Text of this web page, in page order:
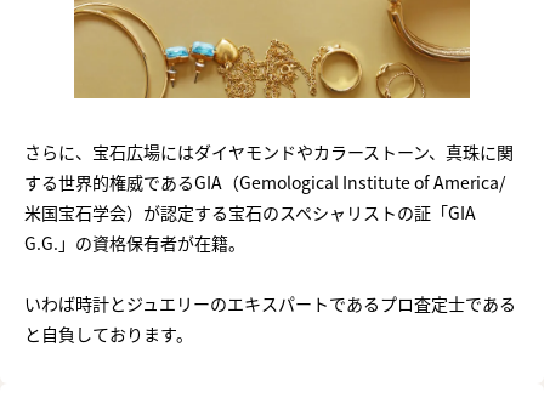
さらに、宝石広場にはダイヤモンドやカラーストーン、真珠に関
する世界的権威であるGIA（Gemological Institute of America/
米国宝石学会）が認定する宝石のスペシャリストの証「GIA
G.G.」の資格保有者が在籍。
いわば時計とジュエリーのエキスパートであるプロ査定士である
と自負しております。